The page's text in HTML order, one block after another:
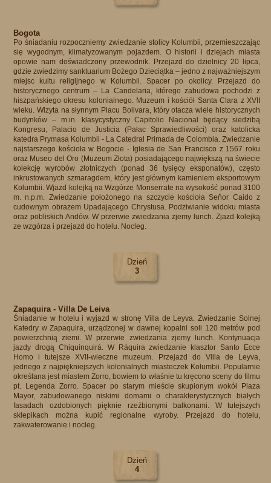
Bogota
Po śniadaniu rozpoczniemy zwiedzanie stolicy Kolumbii, przemieszczając
się wygodnym, klimatyzowanym pojazdem. O historii i dziejach miasta
opowie nam doświadczony przewodnik. Przejazd do dzielnicy 20 lipca,
gdzie zwiedzimy sanktuarium Bożego Dzieciątka – jedno z najważniejszym
miejsc kultu religijnego w Kolumbii. Spacer po okolicy. Przejazd do
historycznego centrum – La Candelaria, którego zabudowa pochodzi z
hiszpańskiego okresu kolonialnego. Muzeum i kościół Santa Clara z XVII
wieku. Wizyta na słynnym Placu Bolivara, który otacza wiele historycznych
budynków – m.in. klasycystyczny Capitolio Nacional będący siedzibą
Kongresu, Palacio de Justicia (Pałac Sprawiedliwości) oraz katolicka
katedra Prymasa Kolumbii - La Catedral Primada de Colombia. Zwiedzanie
najstarszego kościoła w Bogocie - Iglesia de San Francisco z 1567 roku
oraz Museo del Oro (Muzeum Złota) posiadającego największą na świecie
kolekcję wyrobów złotniczych (ponad 36 tysięcy eksponatów), często
inkrustowanych szmaragdem, który jest głównym kamieniem eksportowym
Kolumbii. Wjazd kolejką na Wzgórze Monserrate na wysokość ponad 3100
m. n.p.m. Zwiedzanie położonego na szczycie kościoła Seňor Caido z
cudownym obrazem Upadającego Chrystusa. Podziwianie widoku miasta
oraz pobliskich Andów. W przerwie zwiedzania zjemy lunch. Zjazd kolejką
ze wzgórza i przejazd do hotelu. Nocleg.​
Dzień
3
Zapaquira - Villa De Leiva
Śniadanie w hotelu i wyjazd w stronę Villa de Leyva. Zwiedzanie Solnej
Katedry w Zapaquira, urządzonej w dawnej kopalni soli 120 metrów pod
powierzchnią ziemi. W przerwie zwiedzania zjemy lunch. Kontynuacja
jazdy drogą Chiquinquirá. W Ráquira zwiedzanie klasztor Santo Ecce
Homo i tutejsze XVII-wieczne muzeum. Przejazd do Villa de Leyva,
jednego z najpiękniejszych kolonialnych miasteczek Kolumbii. Popularnie
określana jest miastem Zorro, bowiem to właśnie tu kręcono sceny do filmu
pt. Legenda Zorro. Spacer po starym mieście skupionym wokół Plaza
Mayor, zabudowanego niskimi domami o charakterystycznych białych
fasadach ozdobionych pięknie rzeźbionymi balkonami. W tutejszych
sklepikach można kupić regionalne wyroby. Przejazd do hotelu,
zakwaterowanie i nocleg.​
Dzień
4